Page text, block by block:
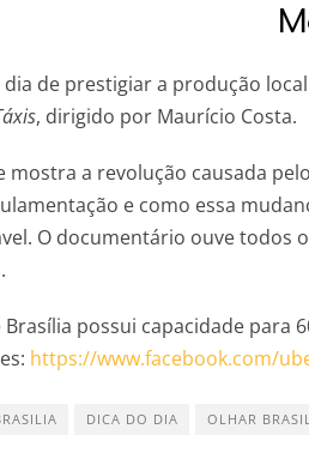
dia de prestigiar a produção
, dirigido por Maurício Costa.
mostra a revolução causada
e como essa
O documentário ouve todos
Brasília possui capacidade para
https://www.facebook.com/
DICA DO DIA OLHAR